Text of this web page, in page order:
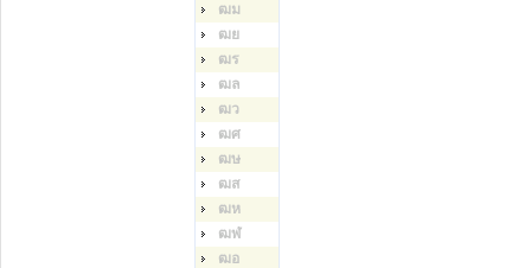
ฒม
ฒย
ฒร
ฒล
ฒว
ฒศ
ฒษ
ฒส
ฒห
ฒฬ
ฒอ